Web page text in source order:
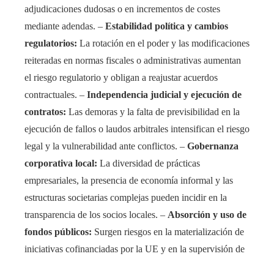
adjudicaciones dudosas o en incrementos de costes
mediante adendas. – Estabilidad política y cambios
regulatorios: La rotación en el poder y las modificaciones
reiteradas en normas fiscales o administrativas aumentan
el riesgo regulatorio y obligan a reajustar acuerdos
contractuales. – Independencia judicial y ejecución de
contratos: Las demoras y la falta de previsibilidad en la
ejecución de fallos o laudos arbitrales intensifican el riesgo
legal y la vulnerabilidad ante conflictos. – Gobernanza
corporativa local: La diversidad de prácticas
empresariales, la presencia de economía informal y las
estructuras societarias complejas pueden incidir en la
transparencia de los socios locales. – Absorción y uso de
fondos públicos: Surgen riesgos en la materialización de
iniciativas cofinanciadas por la UE y en la supervisión de